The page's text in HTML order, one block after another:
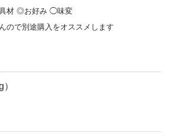
材 ◎お好み ◯味変
ので別途購入をオススメします